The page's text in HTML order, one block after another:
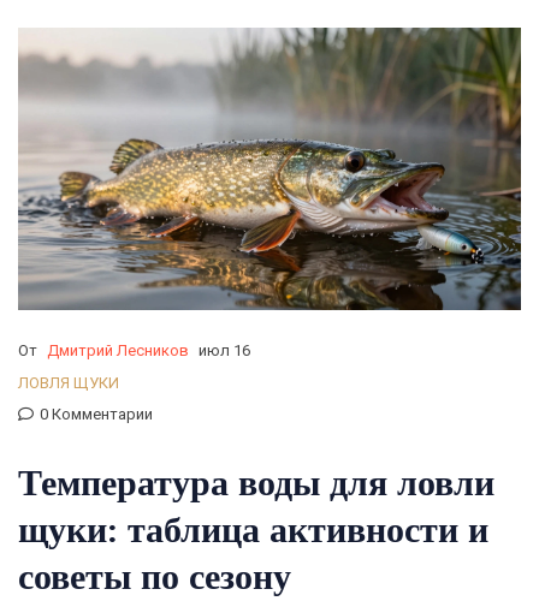
От Дмитрий Лесников июл 16
ЛОВЛЯ ЩУКИ
0 Комментарии
Температура воды для ловли
щуки: таблица активности и
советы по сезону